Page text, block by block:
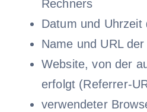
Rechners
Datum und Uhrzeit
Name und URL
Website, von der
erfolgt (Referrer-
verwendeter